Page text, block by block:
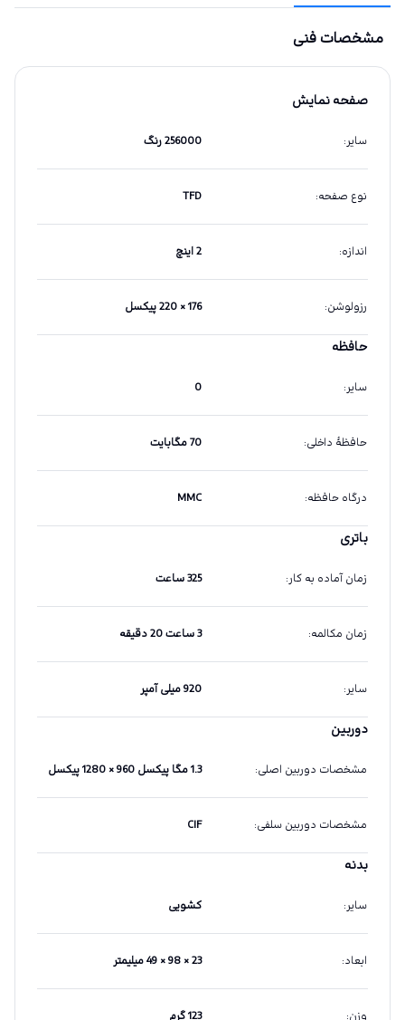
مشخصات فنی
صفحه نمایش
سایر: 256000 رنگ
نوع صفحه:
TFD
اندازه: 2 اینچ
رزولوشن: 176 × 220 پیکسل
حافظه
سایر:
0
حافظهٔ داخلی: 70 مگابایت
درگاه حافظه:
MMC
باتری
زمان آماده به کار: 325 ساعت
زمان مکالمه: 3 ساعت 20 دقیقه
سایر: 920 میلی آمپر
دوربین
مشخصات دوربین اصلی: 1.3 مگا پیکسل 960 × 1280 پیکسل
مشخصات دوربین سلفی:
CIF
بدنه
سایر: کشویی
ابعاد: 23 × 98 × 49 میلیمتر
وزن: 123 گرم